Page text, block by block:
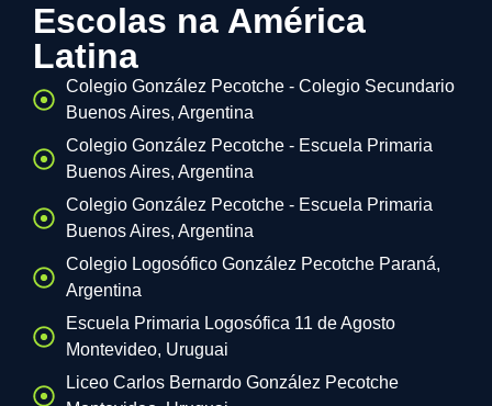
Escolas na América
Latina
Colegio González Pecotche - Colegio Secundario
Buenos Aires, Argentina
Colegio González Pecotche - Escuela Primaria
Buenos Aires, Argentina
Colegio González Pecotche - Escuela Primaria
Buenos Aires, Argentina
Colegio Logosófico González Pecotche Paraná,
Argentina
Escuela Primaria Logosófica 11 de Agosto
Montevideo, Uruguai
Liceo Carlos Bernardo González Pecotche